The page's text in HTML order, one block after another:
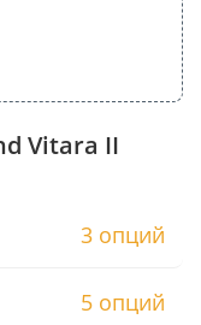
Vitara II
3 опций
5 опций